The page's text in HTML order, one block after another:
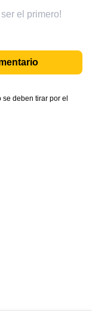
el primero!
deben tirar por el